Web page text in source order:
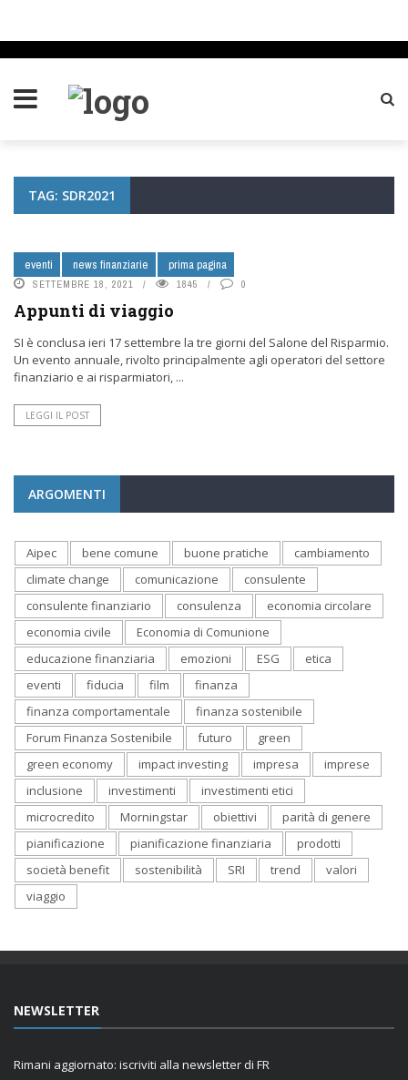
TAG: SDR2021
eventi news finanziarie prima pagina
SETTEMBRE 18, 2021 1845 0
Appunti di viaggio
SI è conclusa ieri 17 settembre la tre giorni del Salone del Risparmio.
Un evento annuale, rivolto principalmente agli operatori del settore
finanziario e ai risparmiatori, ...
LEGGI IL POST
ARGOMENTI
Aipec bene comune buone pratiche
cambiamento
climate change
comunicazione
consulente
consulente finanziario
consulenza
economia circolare
economia civile
Economia di Comunione
educazione finanziaria
emozioni ESG
etica
eventi
fiducia film
finanza
finanza comportamentale
finanza sostenibile
Forum Finanza Sostenibile
futuro
green
green economy
impact investing impresa
imprese
inclusione
investimenti
investimenti etici
microcredito
Morningstar obiettivi
parità di genere
pianificazione
pianificazione finanziaria
prodotti
società benefit
sostenibilità SRI trend
valori
viaggio
NEWSLETTER
Rimani aggiornato: iscriviti alla newsletter di FR